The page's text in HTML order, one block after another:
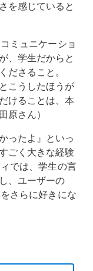
を感じていると
ミュニケーショ
、学生だからと
ださること。
こうしたほうが
けることは、本
原さん）
ったよ』といっ
ごく大きな経験
では、学生の言
、ユーザーの
さらに好きにな